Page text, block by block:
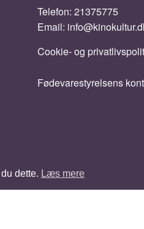
dette. Læs mere
Telefon: 21375775
Email:
Cookie- og
Fødevarestyrelsens